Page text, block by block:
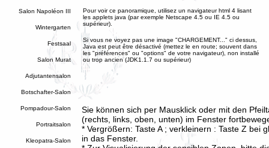
Salon Napoléon III
Wintergarten
Festsaal
Salon Murat
Adjutantensalon
Botschafter-Salon
Pompadour-Salon
Portraitsalon
Kleopatra-Salon
Pour voir ce panoramique, utilisez un navigateur html 4 lisant
les applets java (par exemple Netscape 4.5 ou IE 4.5 ou
supérieur).
Si vous ne voyez pas une image "CHARGEMENT..." ci dessus,
Java est peut être désactivé (mettez le en route; souvent dans
les "préférences" ou "options" de votre navigateur), non installé
ou trop ancien (JDK1.1.7 ou supérieur)
Sie können sich per Mausklick oder mit den
(rechts, links, oben, unten) im Fenster
* Vergrößern: Taste A ; verkleinern : Taste Z bei
in das Fenster.